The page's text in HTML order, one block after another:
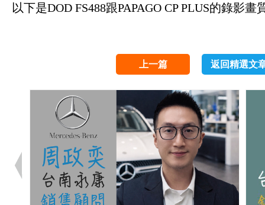
以下是DOD FS488跟PAPAGO CP PLUS的錄影畫
上一篇 返回精選文